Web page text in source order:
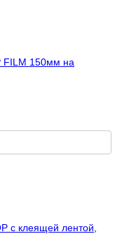
FILM 150мм на
с клеящей лентой,